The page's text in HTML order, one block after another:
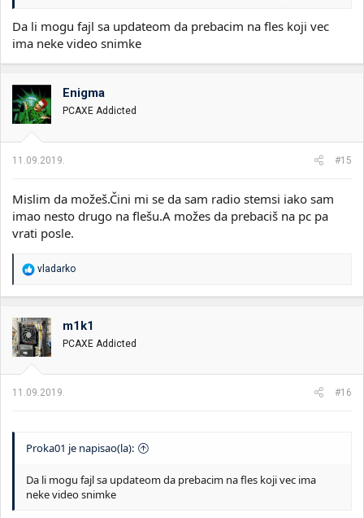
Da li mogu fajl sa updateom da prebacim na fles koji vec
ima neke video snimke
Enigma
PCAXE Addicted
11.09.2019. #15
Mislim da možeš.Čini mi se da sam radio stemsi iako sam
imao nesto drugo na flešu.A možes da prebaciš na pc pa
vrati posle.
R
o
v
a
n
:
vladarko
m1k1
PCAXE Addicted
11.09.2019. #16
Proka01 je napisao(la):
Da li mogu fajl sa updateom da prebacim na fles koji vec ima
neke video snimke